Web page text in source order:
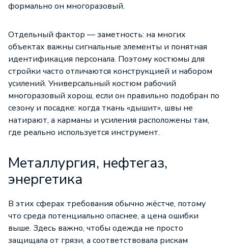
формально он многоразовый.
Отдельный фактор — заметность: на многих
объектах важны сигнальные элементы и понятная
идентификация персонала. Поэтому костюмы для
стройки часто отличаются конструкцией и набором
усилений. Универсальный костюм рабочий
многоразовый хорош, если он правильно подобран по
сезону и посадке: когда ткань «дышит», швы не
натирают, а карманы и усиления расположены там,
где реально используется инструмент.
Металлургия, нефтегаз,
энергетика
В этих сферах требования обычно жёстче, потому
что среда потенциально опаснее, а цена ошибки
выше. Здесь важно, чтобы одежда не просто
защищала от грязи, а соответствовала рискам